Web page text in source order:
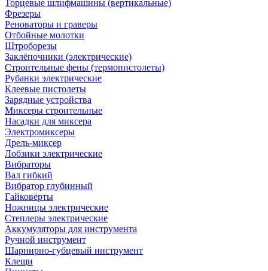
Торцевые шлифмашины (вертикальные)
Фрезеры
Реноваторы и граверы
Отбойные молотки
Штроборезы
Заклёпочники (электрические)
Строительные фены (термопистолеты)
Рубанки электрические
Клеевые пистолеты
Зарядные устройства
Миксеры строительные
Насадки для миксера
Электромиксеры
Дрель-миксер
Лобзики электрические
Вибраторы
Вал гибкий
Вибратор глубинный
Гайковёрты
Ножницы электрические
Степлеры электрические
Аккумуляторы для инструмента
Ручной инструмент
Шарнирно-губцевый инструмент
Клещи